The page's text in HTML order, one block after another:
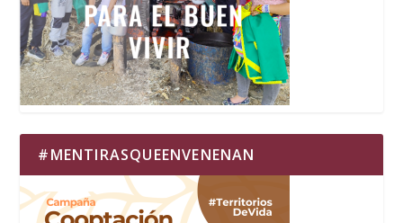
#MENTIRASQUEENVENENAN